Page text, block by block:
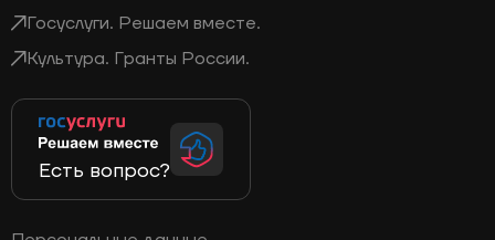
Госуслуги. Решаем вместе.
Культура. Гранты России.
Есть вопрос?